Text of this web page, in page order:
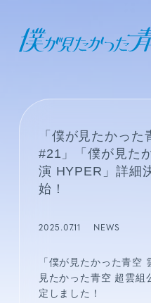
「僕が見たかっ
#21」「僕が見た
演 HYPER」詳細
始！
2025.07.11 NEWS
「僕が見たかった青空
見たかった青空 超雲
定しました！